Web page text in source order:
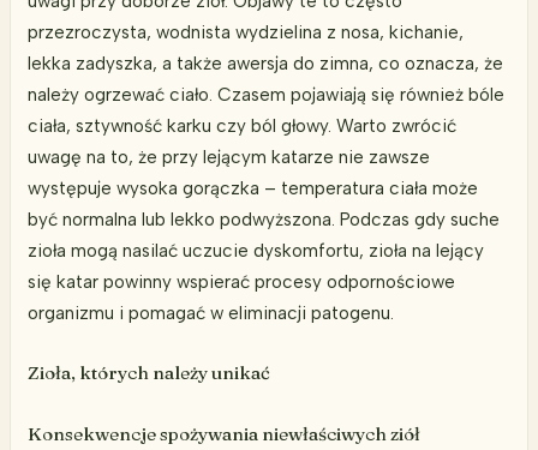
przezroczysta, wodnista wydzielina z nosa, kichanie,
lekka zadyszka, a także awersja do zimna, co oznacza, że
należy ogrzewać ciało. Czasem pojawiają się również bóle
ciała, sztywność karku czy ból głowy. Warto zwrócić
uwagę na to, że przy lejącym katarze nie zawsze
występuje wysoka gorączka – temperatura ciała może
być normalna lub lekko podwyższona. Podczas gdy suche
zioła mogą nasilać uczucie dyskomfortu, zioła na lejący
się katar powinny wspierać procesy odpornościowe
organizmu i pomagać w eliminacji patogenu.
Zioła, których należy unikać
Konsekwencje spożywania niewłaściwych ziół